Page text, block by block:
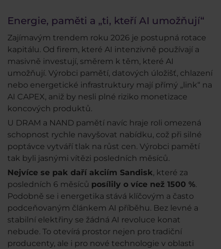
Energie, paměti a „ti, kteří AI umožňují“
Zajímavým trendem roku 2026 je postupná rotace
kapitálu. Od firem, které AI intenzivně používají a
masivně investují, směrem k těm, které AI
umožňují. Výrobci pamětí, datových úložišť, chlazení
nebo energetické infrastruktury mají přímý „link“ na
AI CAPEX, aniž by nesli plné riziko monetizace
koncových produktů.
U DRAM a NAND pamětí navíc hraje roli omezená
schopnost rychle navyšovat nabídku, což při silné
poptávce vytváří tlak na růst cen. Výrobci pamětí
tak byli jasnými vítězi posledních měsíců.
Nejvíce se pak daří akciím Sandisk, které za
posledních 6 měsíců posílily o více než 1500 %.
Podobně se i energetika stává klíčovým a často
podceňovaným článkem AI příběhu. Bez levné a
stabilní elektřiny se žádná AI revoluce konat
nebude. To otevírá prostor nejen pro tradiční
producenty, ale i pro nové technologie v oblasti